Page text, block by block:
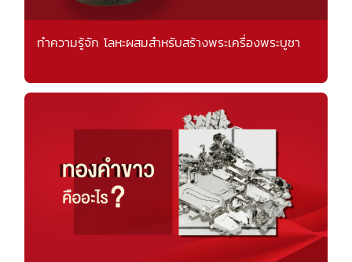
ทำความรู้จัก โลหะผสมสำหรับสร้างพระเครื่องพระบูชา